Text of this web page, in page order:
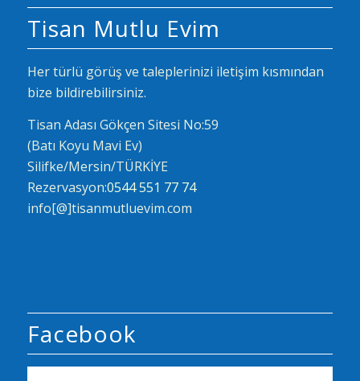
Tisan Mutlu Evim
Her türlü görüş ve taleplerinizi iletişim kısmından
bize bildirebilirsiniz.
Tisan Adası Gökçen Sitesi No:59
(Batı Koyu Mavi Ev)
Silifke/Mersin/TÜRKİYE
Rezervasyon:0544 551 77 74
info[@]tisanmutluevim.com
Facebook